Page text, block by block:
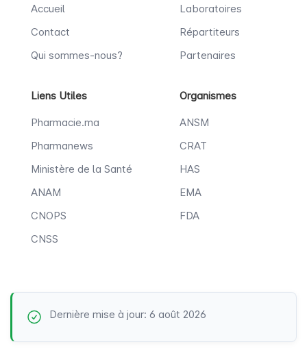
Accueil
Contact
Qui sommes-nous?
Laboratoires
Répartiteurs
Partenaires
Liens Utiles
Pharmacie.ma
Pharmanews
Ministère de la Santé
ANAM
CNOPS
CNSS
Organismes
ANSM
CRAT
HAS
EMA
FDA
Dernière mise à jour: 6 août 2026